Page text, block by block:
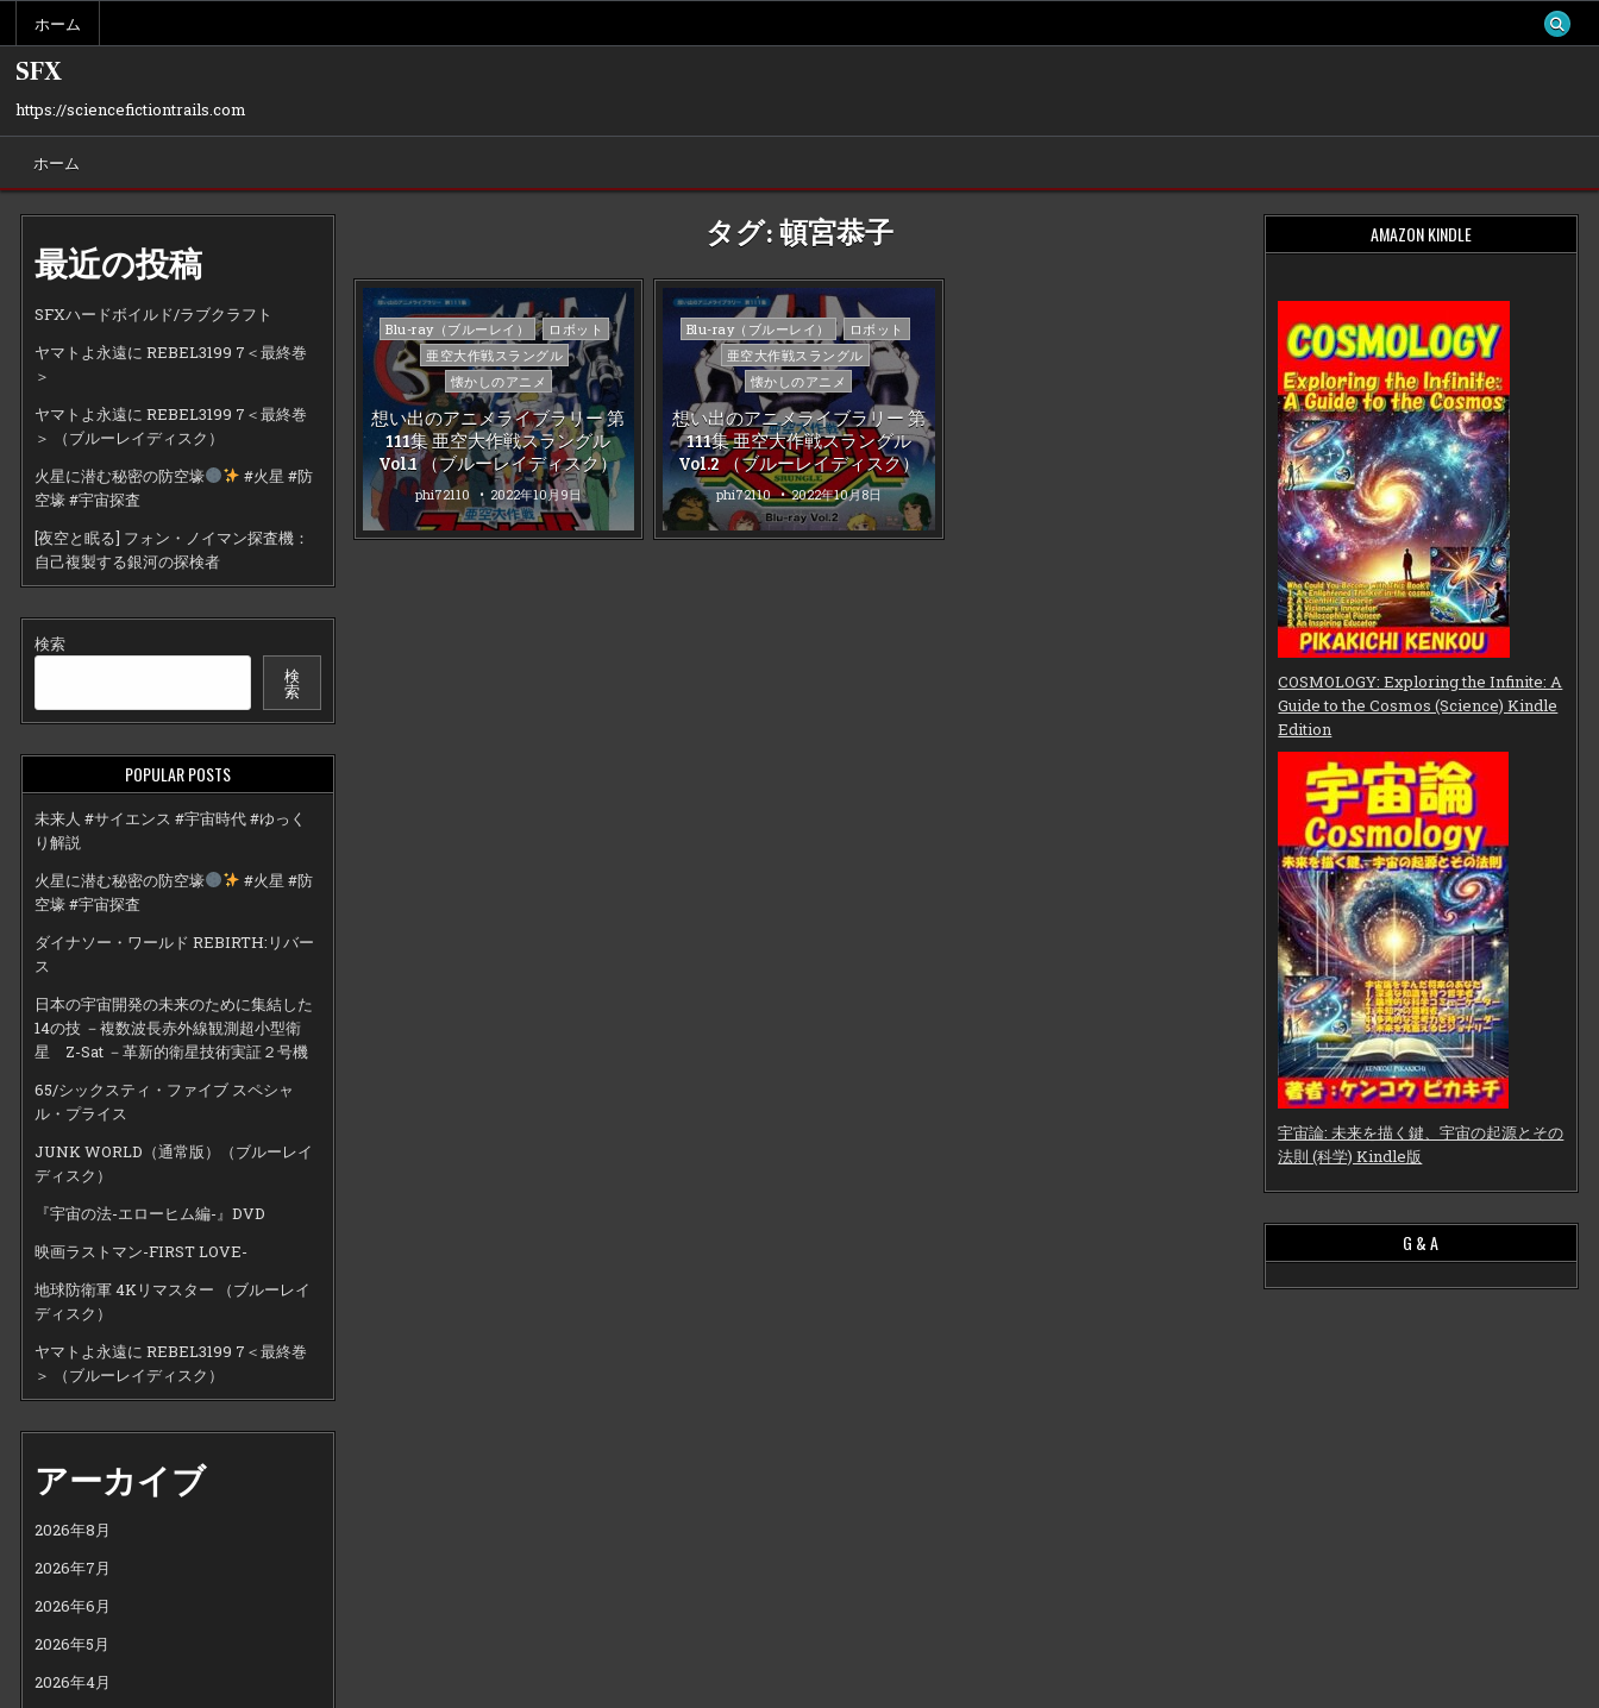
content
ホーム
SFX
https://sciencefictiontrails.com
ホーム
最近の投稿
SFXハードボイルド/ラブクラフト
ヤマトよ永遠に REBEL3199 7＜最終巻
＞
ヤマトよ永遠に REBEL3199 7＜最終巻
＞ （ブルーレイディスク）
火星に潜む秘密の防空壕
#火星 #防
空壕 #宇宙探査
[夜空と眠る] フォン・ノイマン探査機：
自己複製する銀河の探検者
検索
検
索
POPULAR POSTS
未来人 #サイエンス #宇宙時代 #ゆっく
り解説
火星に潜む秘密の防空壕
#火星 #防
空壕 #宇宙探査
ダイナソー・ワールド REBIRTH:リバー
ス
日本の宇宙開発の未来のために集結した
14の技 －複数波長赤外線観測超小型衛
星 Z-Sat －革新的衛星技術実証２号機
65/シックスティ・ファイブ スペシャ
ル・プライス
JUNK WORLD（通常版）（ブルーレイ
ディスク）
『宇宙の法-エローヒム編-』DVD
映画ラストマン-FIRST LOVE-
地球防衛軍 4Kリマスター （ブルーレイ
ディスク）
ヤマトよ永遠に REBEL3199 7＜最終巻
＞ （ブルーレイディスク）
アーカイブ
2026年8月
2026年7月
2026年6月
2026年5月
2026年4月
タグ:頓宮恭子
Posted
in
Blu-ray（ブルーレイ）
ロボット
亜空大作戦スラングル
懐かしのアニメ
想い出のアニメライブラリー 第
111集 亜空大作戦スラングル
Vol.1 （ブルーレイディスク）
phi72110 2022年10月9日
Posted
Blu-ray（ブルーレイ）
ロボット
亜空大作戦スラングル
懐かしのアニメ
想い出のアニメライブラリー 第
111集 亜空大作戦スラングル
Vol.2 （ブルーレイディスク）
phi72110 2022年10月8日
AMAZON KINDLE
COSMOLOGY: Exploring the Infinite: A
Guide to the Cosmos (Science) Kindle
Edition
宇宙論: 未来を描く鍵、宇宙の起源とその
法則 (科学) Kindle版
G & A